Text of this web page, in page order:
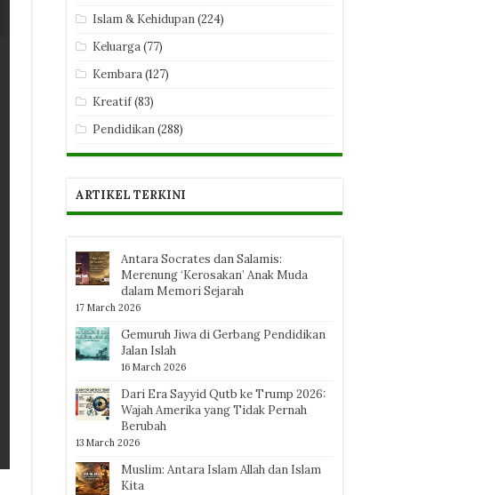
Islam & Kehidupan(224)
Keluarga(77)
Kembara(127)
Kreatif(83)
Pendidikan(288)
ARTIKEL TERKINI
Antara Socrates dan Salamis:
Merenung ‘Kerosakan’ Anak Muda
dalam Memori Sejarah
17 March 2026
Gemuruh Jiwa di Gerbang Pendidikan
Jalan Islah
16 March 2026
Dari Era Sayyid Qutb ke Trump 2026:
Wajah Amerika yang Tidak Pernah
Berubah
13 March 2026
Muslim: Antara Islam Allah dan Islam
Kita